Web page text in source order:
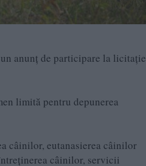
anunț de participare la licitație
limită pentru depunerea
câinilor, eutanasierea câinilor
câinilor, servicii